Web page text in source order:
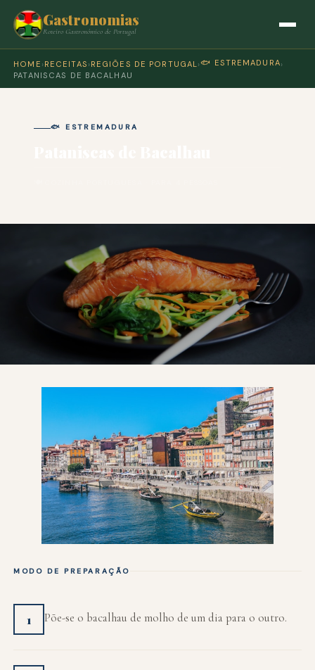
Gastronomias
Roteiro Gastronómico de Portugal
HOME › RECEITAS › REGIÕES DE PORTUGAL ›🐟 ESTREMADURA›
PATANISCAS DE BACALHAU
🐟 ESTREMADURA
MODO DE PREPARAÇÃO
1 Põe-se o bacalhau de molho de um dia para o outro.